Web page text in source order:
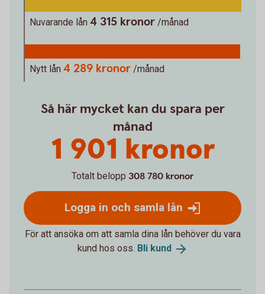
Nuvarande lån 4 315 kronor /månad
Nytt lån 4 289 kronor /månad
Så här mycket kan du spara per
månad
1 901 kronor
Totalt belopp 308 780 kronor
Logga in och samla lån
För att ansöka om att samla dina lån behöver du vara
kund hos oss. Bli kund